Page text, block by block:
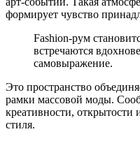
формирует чувство
Fashion-рум
встречаются
самовыражение.
Это пространство
рамки массовой моды.
креативности, открытости
стиля.